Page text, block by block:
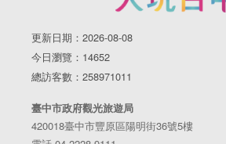
更新日期：2026-08-08
今日瀏覽：14652
總訪客數：258971011
臺中市政府觀光旅遊局
420018臺中市豐原區陽明街36號5樓